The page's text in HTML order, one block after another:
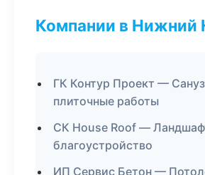
Компании в Нижний
ГК Контур Проект —
плиточные работы
СК House Roof —
благоустройство
ИП Сервис Бетон —